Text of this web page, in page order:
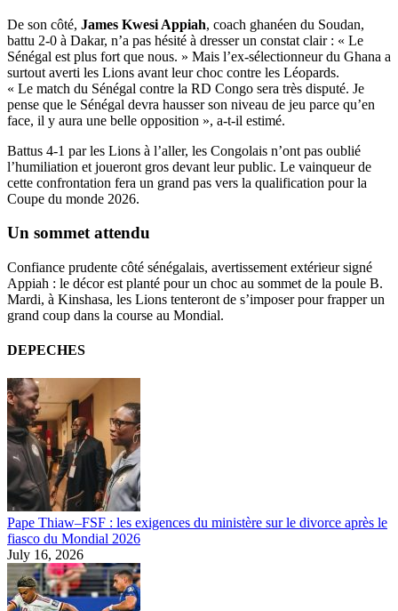
De son côté, James Kwesi Appiah, coach ghanéen du Soudan,
battu 2-0 à Dakar, n’a pas hésité à dresser un constat clair : « Le
Sénégal est plus fort que nous. » Mais l’ex-sélectionneur du Ghana a
surtout averti les Lions avant leur choc contre les Léopards.
« Le match du Sénégal contre la RD Congo sera très disputé. Je
pense que le Sénégal devra hausser son niveau de jeu parce qu’en
face, il y aura une belle opposition », a-t-il estimé.
Battus 4-1 par les Lions à l’aller, les Congolais n’ont pas oublié
l’humiliation et joueront gros devant leur public. Le vainqueur de
cette confrontation fera un grand pas vers la qualification pour la
Coupe du monde 2026.
Un sommet attendu
Confiance prudente côté sénégalais, avertissement extérieur signé
Appiah : le décor est planté pour un choc au sommet de la poule B.
Mardi, à Kinshasa, les Lions tenteront de s’imposer pour frapper un
grand coup dans la course au Mondial.
DEPECHES
Pape Thiaw–FSF : les exigences du ministère sur le divorce après le
fiasco du Mondial 2026
July 16, 2026